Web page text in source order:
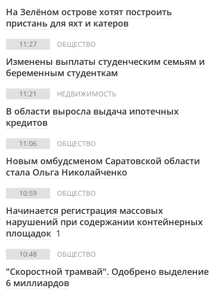
На Зелёном острове хотят построить
пристань для яхт и катеров
11:27 ОБЩЕСТВО
Изменены выплаты студенческим семьям и
беременным студенткам
11:21 НЕДВИЖИМОСТЬ
В области выросла выдача ипотечных
кредитов
11:06 ОБЩЕСТВО
Новым омбудсменом Саратовской области
стала Ольга Николайченко
10:59 ОБЩЕСТВО
Начинается регистрация массовых
нарушений при содержании контейнерных
площадок 1
10:48 ОБЩЕСТВО
"Скоростной трамвай". Одобрено выделение
6 миллиардов